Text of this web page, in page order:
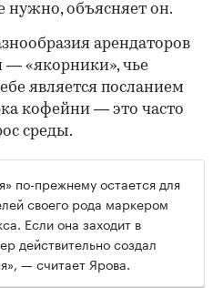
объясняет он.
арендаторов
— «якорники», чье
является посланием
кофейни — это часто
среды.
по-прежнему остается для
своего рода маркером
Если она заходит в
действительно создал
— считает Ярова.